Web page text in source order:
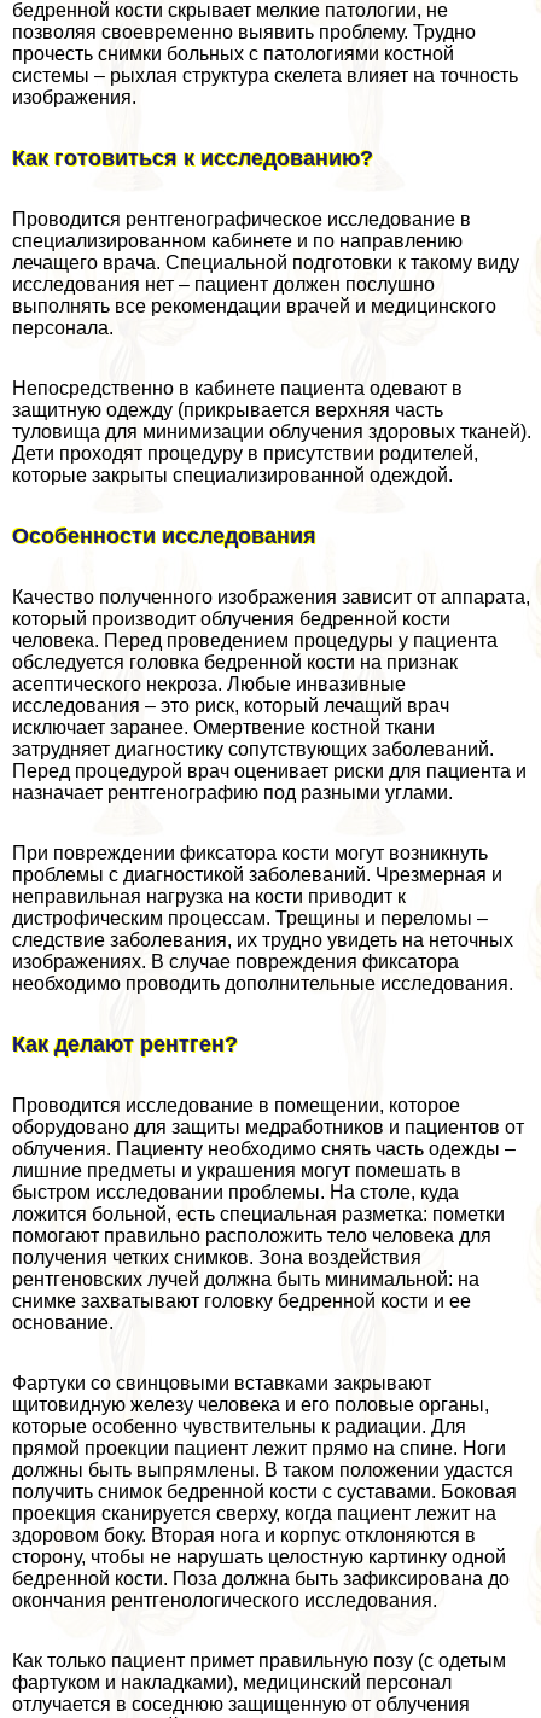
бедренной кости скрывает мелкие патологии, не
позволяя своевременно выявить проблему. Трудно
прочесть снимки больных с патологиями костной
системы – рыхлая структура скелета влияет на точность
изображения.
Как готовиться к исследованию?
Проводится рентгенографическое исследование в
специализированном кабинете и по направлению
лечащего врача. Специальной подготовки к такому виду
исследования нет – пациент должен послушно
выполнять все рекомендации врачей и медицинского
персонала.
Непосредственно в кабинете пациента одевают в
защитную одежду (прикрывается верхняя часть
туловища для минимизации облучения здоровых тканей).
Дети проходят процедуру в присутствии родителей,
которые закрыты специализированной одеждой.
Особенности исследования
Качество полученного изображения зависит от аппарата,
который производит облучения бедренной кости
человека. Перед проведением процедуры у пациента
обследуется головка бедренной кости на признак
асептического некроза. Любые инвазивные
исследования – это риск, который лечащий врач
исключает заранее. Омертвение костной ткани
затрудняет диагностику сопутствующих заболеваний.
Перед процедурой врач оценивает риски для пациента и
назначает рентгенографию под разными углами.
При повреждении фиксатора кости могут возникнуть
проблемы с диагностикой заболеваний. Чрезмерная и
неправильная нагрузка на кости приводит к
дистрофическим процессам. Трещины и переломы –
следствие заболевания, их трудно увидеть на неточных
изображениях. В случае повреждения фиксатора
необходимо проводить дополнительные исследования.
Как делают рентген?
Проводится исследование в помещении, которое
оборудовано для защиты медработников и пациентов от
облучения. Пациенту необходимо снять часть одежды –
лишние предметы и украшения могут помешать в
быстром исследовании проблемы. На столе, куда
ложится больной, есть специальная разметка: пометки
помогают правильно расположить тело человека для
получения четких снимков. Зона воздействия
рентгеновских лучей должна быть минимальной: на
снимке захватывают головку бедренной кости и ее
основание.
Фартуки со свинцовыми вставками закрывают
щитовидную железу человека и его пoлoвые органы,
которые особенно чувствительны к радиации. Для
прямой проекции пациент лежит прямо на спине. Ноги
должны быть выпрямлены. В таком положении удастся
получить снимок бедренной кости с суставами. Боковая
проекция сканируется сверху, когда пациент лежит на
здоровом боку. Вторая нога и корпус отклоняются в
сторону, чтобы не нарушать целостную картинку одной
бедренной кости. Поза должна быть зафиксирована до
окончания рентгенологического исследования.
Как только пациент примет правильную позу (с одетым
фартуком и накладками), медицинский персонал
отлучается в соседнюю защищенную от облучения